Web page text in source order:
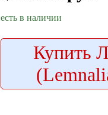
есть в наличии
Купить